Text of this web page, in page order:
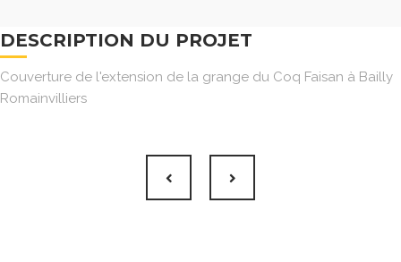
DESCRIPTION DU PROJET
Couverture de l'extension de la grange du Coq Faisan à Bailly
Romainvilliers